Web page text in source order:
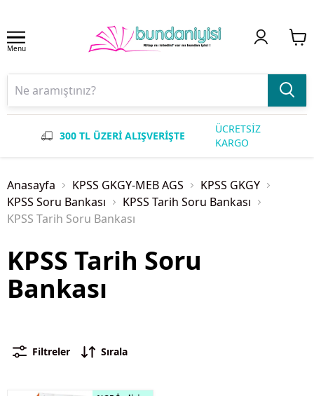
Menu
300 TL ÜZERİ ALIŞVERİŞTE
ÜCRETSİZ
KARGO
Anasayfa KPSS GKGY-MEB AGS
KPSS GKGY
KPSS Soru Bankası
KPSS Tarih Soru Bankası
KPSS Tarih Soru Bankası
KPSS Tarih Soru
Bankası
Filtreler Sırala